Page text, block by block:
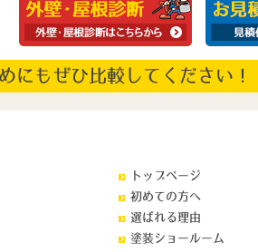
にもぜひ比較してください！
トップページ
初めての方へ
選ばれる理由
塗装ショールーム